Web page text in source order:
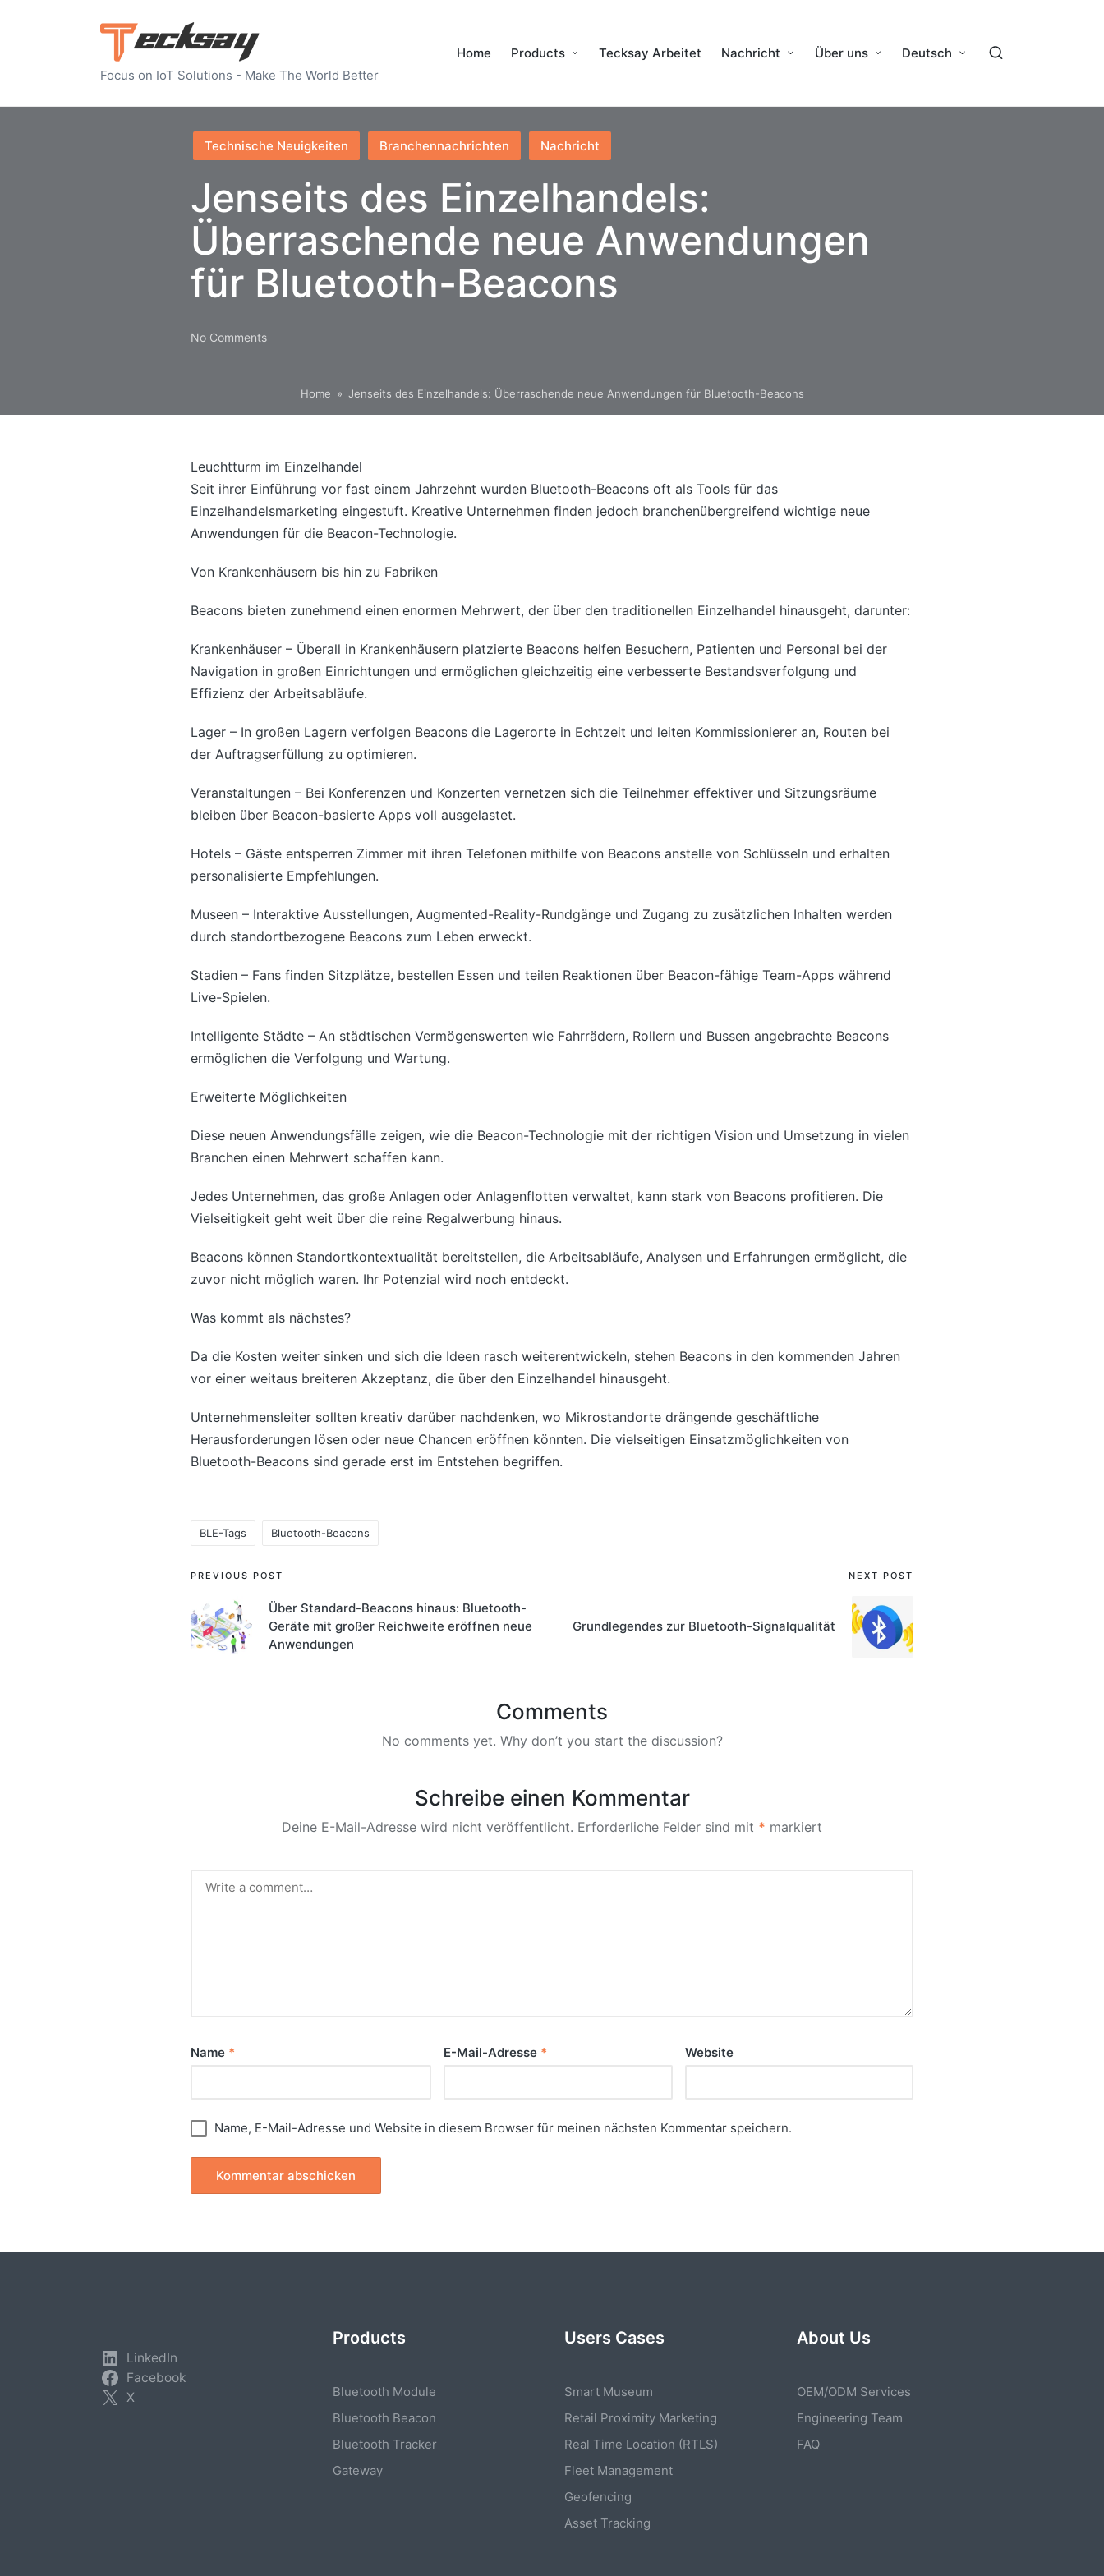
Focus on IoT Solutions - Make The World Better
Home Products Tecksay Arbeitet Nachricht Über uns Deutsch
Posted
in
Technische Neuigkeiten Branchennachrichten Nachricht
Jenseits des Einzelhandels:
Überraschende neue Anwendungen
für Bluetooth-Beacons
No Comments
Home » Jenseits des Einzelhandels: Überraschende neue Anwendungen für Bluetooth-Beacons
Leuchtturm im Einzelhandel
Seit ihrer Einführung vor fast einem Jahrzehnt wurden Bluetooth-Beacons oft als Tools für das
Einzelhandelsmarketing eingestuft. Kreative Unternehmen finden jedoch branchenübergreifend wichtige neue
Anwendungen für die Beacon-Technologie.
Von Krankenhäusern bis hin zu Fabriken
Beacons bieten zunehmend einen enormen Mehrwert, der über den traditionellen Einzelhandel hinausgeht, darunter:
Krankenhäuser – Überall in Krankenhäusern platzierte Beacons helfen Besuchern, Patienten und Personal bei der
Navigation in großen Einrichtungen und ermöglichen gleichzeitig eine verbesserte Bestandsverfolgung und
Effizienz der Arbeitsabläufe.
Lager – In großen Lagern verfolgen Beacons die Lagerorte in Echtzeit und leiten Kommissionierer an, Routen bei
der Auftragserfüllung zu optimieren.
Veranstaltungen – Bei Konferenzen und Konzerten vernetzen sich die Teilnehmer effektiver und Sitzungsräume
bleiben über Beacon-basierte Apps voll ausgelastet.
Hotels – Gäste entsperren Zimmer mit ihren Telefonen mithilfe von Beacons anstelle von Schlüsseln und erhalten
personalisierte Empfehlungen.
Museen – Interaktive Ausstellungen, Augmented-Reality-Rundgänge und Zugang zu zusätzlichen Inhalten werden
durch standortbezogene Beacons zum Leben erweckt.
Stadien – Fans finden Sitzplätze, bestellen Essen und teilen Reaktionen über Beacon-fähige Team-Apps während
Live-Spielen.
Intelligente Städte – An städtischen Vermögenswerten wie Fahrrädern, Rollern und Bussen angebrachte Beacons
ermöglichen die Verfolgung und Wartung.
Erweiterte Möglichkeiten
Diese neuen Anwendungsfälle zeigen, wie die Beacon-Technologie mit der richtigen Vision und Umsetzung in vielen
Branchen einen Mehrwert schaffen kann.
Jedes Unternehmen, das große Anlagen oder Anlagenflotten verwaltet, kann stark von Beacons profitieren. Die
Vielseitigkeit geht weit über die reine Regalwerbung hinaus.
Beacons können Standortkontextualität bereitstellen, die Arbeitsabläufe, Analysen und Erfahrungen ermöglicht, die
zuvor nicht möglich waren. Ihr Potenzial wird noch entdeckt.
Was kommt als nächstes?
Da die Kosten weiter sinken und sich die Ideen rasch weiterentwickeln, stehen Beacons in den kommenden Jahren
vor einer weitaus breiteren Akzeptanz, die über den Einzelhandel hinausgeht.
Unternehmensleiter sollten kreativ darüber nachdenken, wo Mikrostandorte drängende geschäftliche
Herausforderungen lösen oder neue Chancen eröffnen könnten. Die vielseitigen Einsatzmöglichkeiten von
Bluetooth-Beacons sind gerade erst im Entstehen begriffen.
Tags:
BLE-Tags Bluetooth-Beacons
Post
navigation
PREVIOUS POST
Über Standard-Beacons hinaus: Bluetooth-
Geräte mit großer Reichweite eröffnen neue
Anwendungen
NEXT POST
Grundlegendes zur Bluetooth-Signalqualität
Comments
No comments yet. Why don’t you start the discussion?
Schreibe einen Kommentar
Deine E-Mail-Adresse wird nicht veröffentlicht. Erforderliche Felder sind mit * markiert
Name * E-Mail-Adresse * Website
Name, E-Mail-Adresse und Website in diesem Browser für meinen nächsten Kommentar speichern.
LinkedIn
Facebook
X
Products
Bluetooth Module
Bluetooth Beacon
Bluetooth Tracker
Gateway
Users Cases
Smart Museum
Retail Proximity Marketing
Real Time Location (RTLS)
Fleet Management
Geofencing
Asset Tracking
About Us
OEM/ODM Services
Engineering Team
FAQ